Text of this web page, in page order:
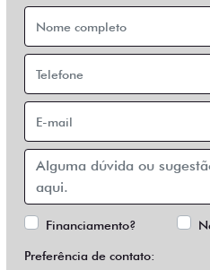
Financiamento?
Preferência de contato: